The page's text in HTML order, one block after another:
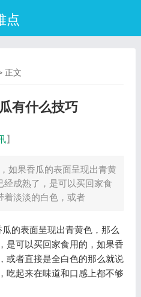
点
正文
有什么技巧
】
如果香瓜的表面呈现出青黄
成熟了，是可以买回家食
着淡淡的白色，或者
的表面呈现出青黄色，那么
是可以买回家食用的，如果香
或者直接是全白色的那么就说
吃起来在味道和口感上都不够